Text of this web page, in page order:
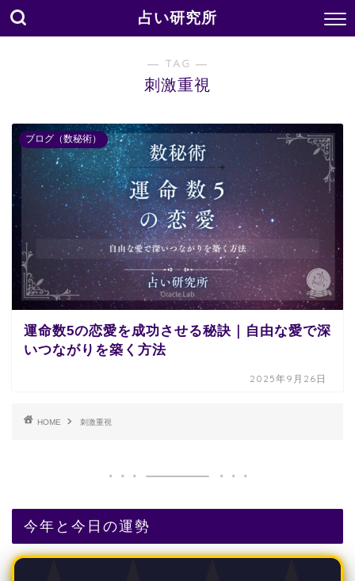
占い研究所
― TAG ―
刺激重視
ブログ（数秘術）
運命数5の恋愛を成功させる秘訣｜自由な愛で深
いつながりを築く方法
2025年9月26日
HOME 刺激重視
今年と今日の運勢